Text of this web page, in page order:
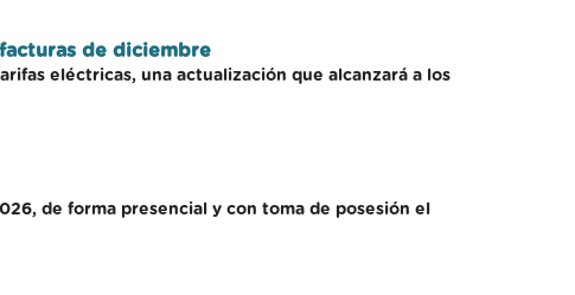
de diciembre
eléctricas, una actualización que alcanzará a los
de forma presencial y con toma de posesión el